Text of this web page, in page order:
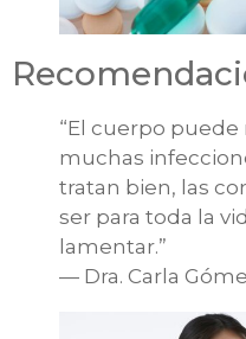
“El cuerpo
muchas
tratan bien, las
ser para toda la
lamentar.”
— Dra. Carla